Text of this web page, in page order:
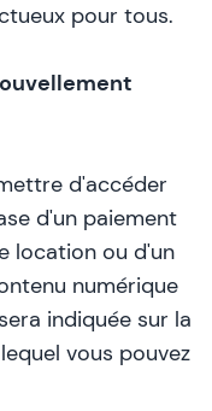
pour tous.
d'accéder
d'un paiement
location ou d'un
numérique
indiquée sur la
vous pouvez